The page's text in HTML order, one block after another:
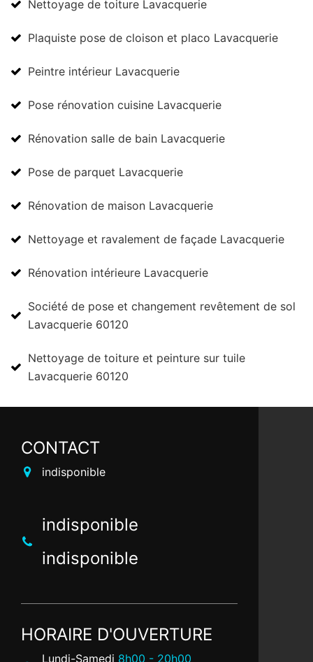
Nettoyage de toiture Lavacquerie
Plaquiste pose de cloison et placo Lavacquerie
Peintre intérieur Lavacquerie
Pose rénovation cuisine Lavacquerie
Rénovation salle de bain Lavacquerie
Pose de parquet Lavacquerie
Rénovation de maison Lavacquerie
Nettoyage et ravalement de façade Lavacquerie
Rénovation intérieure Lavacquerie
Société de pose et changement revêtement de sol
Lavacquerie 60120
Nettoyage de toiture et peinture sur tuile
Lavacquerie 60120
CONTACT
indisponible
indisponible
indisponible
HORAIRE D'OUVERTURE
Lundi-Samedi 8h00 - 20h00